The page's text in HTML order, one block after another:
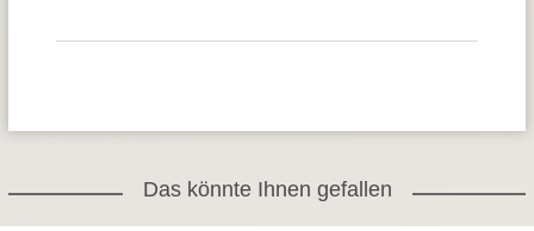
Das könnte Ihnen gefallen